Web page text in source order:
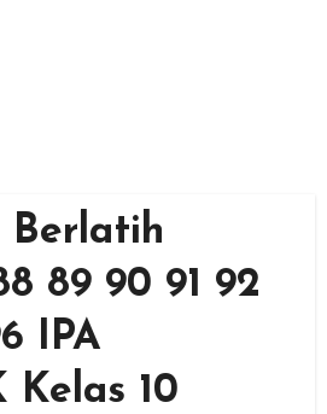
Berlatih
89 90 91 92
IPA
Kelas 10